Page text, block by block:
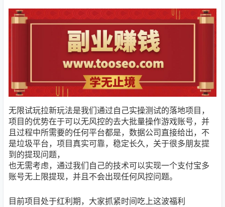
无限试玩拉新玩法是我们通过自己实操测试的落地项目，
项目的优势在于可以无风控的去大批量操作游戏账号，并
且过程中所需要的任何平台都是，数据公司直接给出，不
是垃圾平台，项目真实可靠，稳定长久，关于很多朋友提
到的提现问题，
也无需考虑，通过我们自己的技术可以实现一个支付宝多
账号无上限提现，并且不会出现任何风控问题。
目前项目处于红利期，大家抓紧时间吃上这波福利